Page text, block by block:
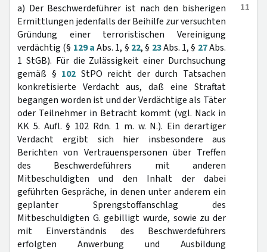
11
a) Der Beschwerdeführer ist nach den bisherigen
Ermittlungen jedenfalls der Beihilfe zur versuchten
Gründung einer terroristischen Vereinigung
verdächtig (§ 129 aAbs. 1, § 22, § 23Abs. 1, § 27Abs.
1 StGB). Für die Zulässigkeit einer Durchsuchung
gemäß § 102 StPO reicht der durch Tatsachen
konkretisierte Verdacht aus, daß eine Straftat
begangen worden ist und der Verdächtige als Täter
oder Teilnehmer in Betracht kommt (vgl. Nack in
KK 5. Aufl. § 102 Rdn. 1 m. w. N.). Ein derartiger
Verdacht ergibt sich hier insbesondere aus
Berichten von Vertrauenspersonen über Treffen
des Beschwerdeführers mit anderen
Mitbeschuldigten und den Inhalt der dabei
geführten Gespräche, in denen unter anderem ein
geplanter Sprengstoffanschlag des
Mitbeschuldigten G. gebilligt wurde, sowie zu der
mit Einverständnis des Beschwerdeführers
erfolgten Anwerbung und Ausbildung